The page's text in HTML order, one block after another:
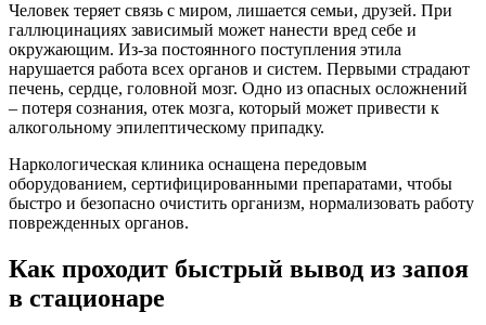
Человек теряет связь с миром, лишается семьи, друзей. При
галлюцинациях зависимый может нанести вред себе и
окружающим. Из-за постоянного поступления этила
нарушается работа всех органов и систем. Первыми страдают
печень, сердце, головной мозг. Одно из опасных осложнений
– потеря сознания, отек мозга, который может привести к
алкогольному эпилептическому припадку.
Наркологическая клиника оснащена передовым
оборудованием, сертифицированными препаратами, чтобы
быстро и безопасно очистить организм, нормализовать работу
поврежденных органов.
Как проходит быстрый вывод из запоя
в стационаре